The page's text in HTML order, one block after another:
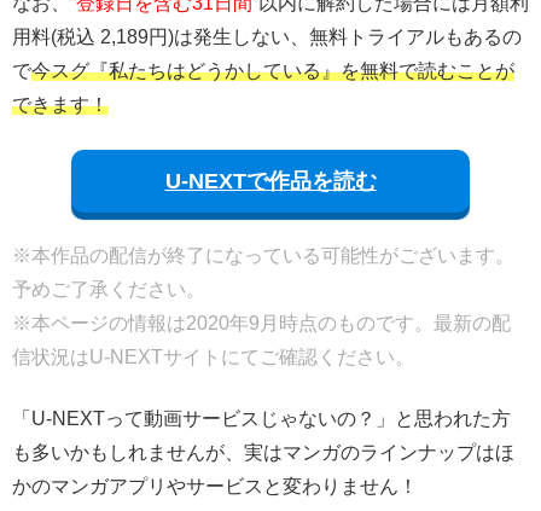
用料(税込 2,189円)は発生しない、無料トライアルもあるの
で今スグ『私たちはどうかしている』を無料で読むことが
できます！
U-NEXTで作品を読む
※本作品の配信が終了になっている可能性がございます。
予めご了承ください。
※本ページの情報は2020年9月時点のものです。最新の配
信状況はU-NEXTサイトにてご確認ください。
「U-NEXTって動画サービスじゃないの？」と思われた方
も多いかもしれませんが、実はマンガのラインナップはほ
かのマンガアプリやサービスと変わりません！